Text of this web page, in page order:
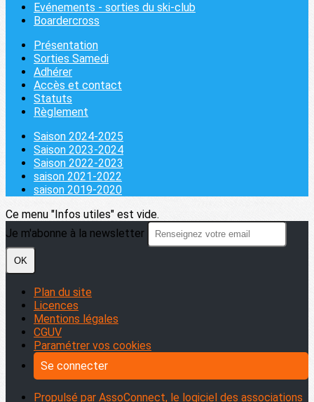
Evénements - sorties du ski-club
Boardercross
Présentation
Sorties Samedi
Adhérer
Accès et contact
Statuts
Règlement
Saison 2024-2025
Saison 2023-2024
Saison 2022-2023
saison 2021-2022
saison 2019-2020
Ce menu "Infos utiles" est vide.
Je m'abonne à la newsletter
OK
Plan du site
Licences
Mentions légales
CGUV
Paramétrer vos cookies
Se connecter
Propulsé par AssoConnect, le logiciel des associations